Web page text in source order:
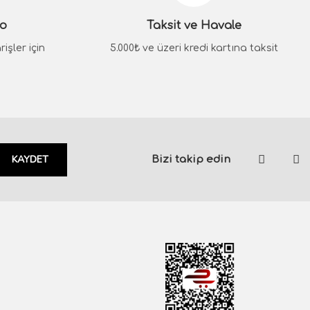
için
Taksit ve Havale
5.000₺ ve üzeri kredi kartına taksit
KAYDET Bizi takip edin